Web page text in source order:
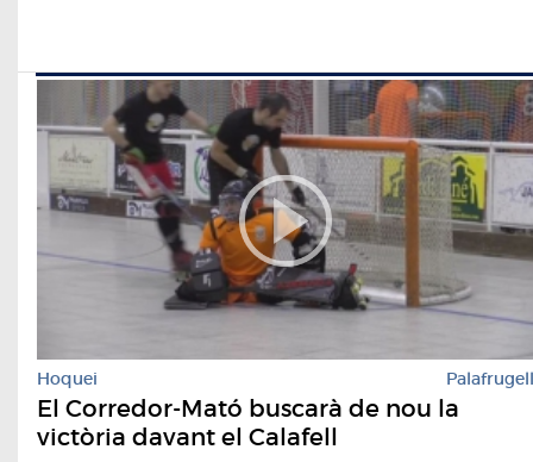
Hoquei Palafrugell
El Corredor-Mató buscarà de nou la
victòria davant el Calafell